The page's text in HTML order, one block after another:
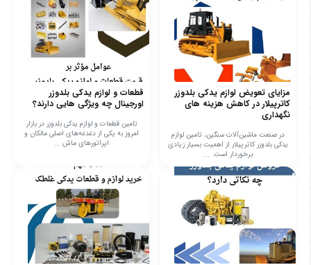
مزایای تعویض لوازم یدکی بلدوزر
کاترپیلار در کاهش هزینه های
نگهداری
در صنعت ماشین‌آلات سنگین، تامین لوازم
یدکی بلدوزر کاترپیلار از اهمیت بسیار زیادی
برخوردار است. ...
قطعات و لوازم یدکی بلدوزر
اورجینال چه ویژگی هایی دارند؟
تامین قطعات و لوازم یدکی بلدوزر در بازار
امروز به یکی از دغدغه‌های اصلی مالکان و
اپراتورهای ماش ...